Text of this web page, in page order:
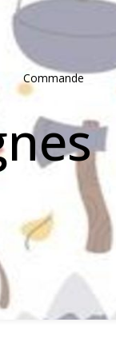
Commande